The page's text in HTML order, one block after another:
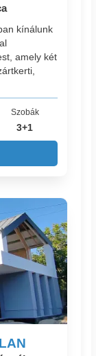
kínálunk
amely két
Szobák
3+1